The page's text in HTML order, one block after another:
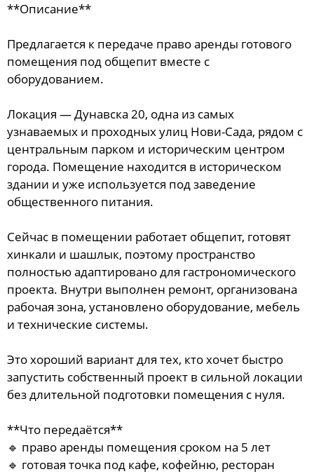
**Описание**
Предлагается к передаче право аренды готового
помещения под общепит вместе с
оборудованием.
Локация — Дунавска 20, одна из самых
узнаваемых и проходных улиц Нови-Сада, рядом с
центральным парком и историческим центром
города. Помещение находится в историческом
здании и уже используется под заведение
общественного питания.
Сейчас в помещении работает общепит, готовят
хинкали и шашлык, поэтому пространство
полностью адаптировано для гастрономического
проекта. Внутри выполнен ремонт, организована
рабочая зона, установлено оборудование, мебель
и технические системы.
Это хороший вариант для тех, кто хочет быстро
запустить собственный проект в сильной локации
без длительной подготовки помещения с нуля.
**Что передаётся**
🔹 право аренды помещения сроком на 5 лет
🔹 готовая точка под кафе, кофейню, ресторан